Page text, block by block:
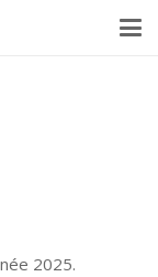
2025.